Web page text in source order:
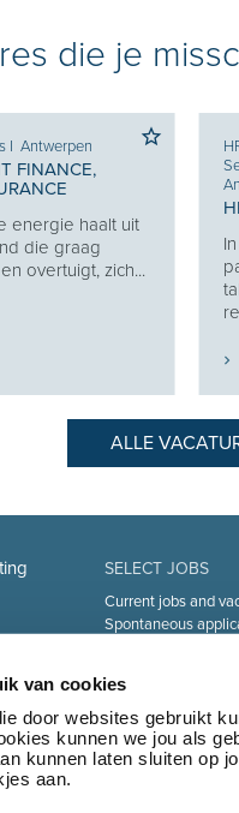
van cookies
door websites gebruikt
kunnen we jou als
kunnen laten sluiten op
aan.
die je
I Antwerpen
FINANCE,
energie haalt uit
die graag
overtuigt, zich...
ALLE
SELECT JOBS
Current jobs and
Spontaneous